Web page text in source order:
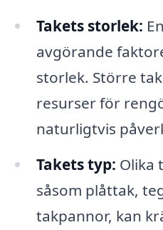
Takets storlek:
avgörande
storlek. Större
resurser för
naturligtvis
Takets typ: Olika
såsom plåttak,
takpannor, kan